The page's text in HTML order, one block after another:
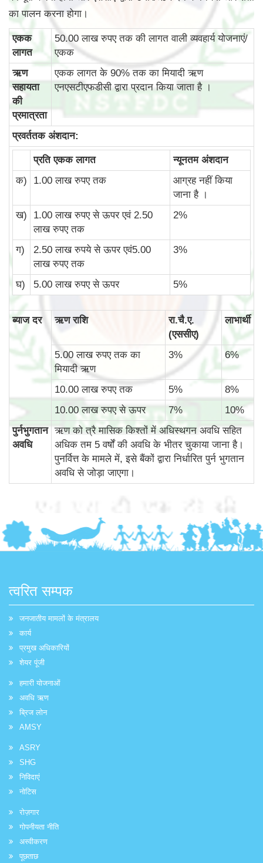
का पालन करना होगा।
एकक
लागत
50.00 लाख रुपए तक की लागत वाली व्‍यवहार्य योजनाएं/
एकक
ऋण
सहायता
की
प्रमात्रता
एकक लागत के 90% तक का मियादी ऋण
एनएसटीएफडीसी द्वारा प्रदान किया जाता है ।
प्रवर्ततक अंशदान:
प्रति एकक लागत
न्‍यूनतम अंशदान
क)
1.00 लाख रुपए तक
आग्रह नहीं किया
जाना है ।
ख)
1.00 लाख रुपए से ऊपर एवं 2.50
लाख रुपए तक
2%
ग)
2.50 लाख रुपये से ऊपर एवं5.00
लाख रुपए तक
3%
घ) 5.00 लाख रुपए से ऊपर 5%
ब्‍याज दर ऋण राशि
रा.चै.ए.
(एससीए)
लाभार्थी
5.00 लाख रुपए तक का
मियादी ऋण
3% 6%
10.00 लाख रुपए तक 5%
8%
10.00 लाख रुपए से ऊपर
7%
10%
पुर्नभुगतान
अवधि
ऋण को त्रै मासिक किश्तों में अधिस्थगन अवधि सहित
अधिक तम 5 वर्षों की अवधि के भीतर चुकाया जाना है।
पुनर्वित्त के मामले में, इसे बैंकों द्वारा निर्धारित पुर्न भुगतान
अवधि से जोड़ा जाएगा।
त्वरित सम्पक
जनजातीय मामलों के मंत्रालय
कार्य
प्रमुख अधिकारियों
शेयर पूंजी
हमारी योजनाओं
अवधि ऋण
ब्रिज लोन
AMSY
ASRY
SHG
निविदाएं
नोटिस
रोज़गार
गोपनीयता नीति
अस्वीकरण
पूछताछ